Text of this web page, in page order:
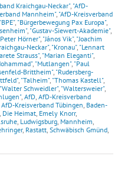
Kraichgau-Neckar", "AfD-
Mannheim", "AfD-Kreisverband
"BPE", "Bürgerbewegung Pax Europa",
, "Gustav-Siewert-Akademie",
Hörner", "János Vik", "Joachim
Neckar", "Kronau", "Lennart
Strauss", "Marian Eleganti",
, "Mutlangen", "Paul
Brittheim", "Rudersberg-
, "Talheim", "Thomas Kastell",
"Walter Schweidler", "Waltersweier",
, AfD AfD-Kreisverband
AfD-Kreisverband Tübingen Baden-
Die Heimat Emely Knorr,
Ludwigsburg Mannheim
, Rastatt Schwäbisch Gmünd